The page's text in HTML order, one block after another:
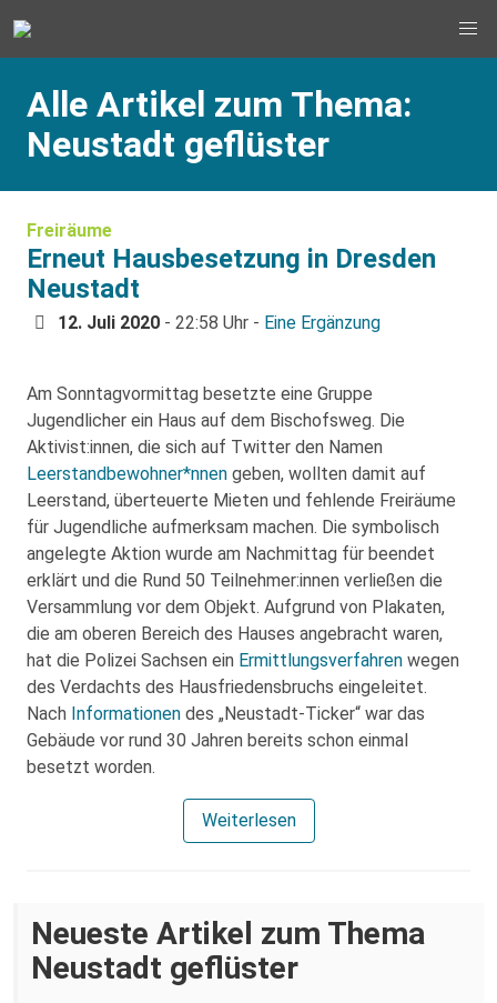
Alle Artikel zum Thema:
Neustadt geflüster
Freiräume
Erneut Hausbesetzung in Dresden
Neustadt
12. Juli 2020 - 22:58 Uhr - Eine Ergänzung
Am Sonntagvormittag besetzte eine Gruppe
Jugendlicher ein Haus auf dem Bischofsweg. Die
Aktivist:innen, die sich auf Twitter den Namen
Leerstandbewohner*nnen geben, wollten damit auf
Leerstand, überteuerte Mieten und fehlende Freiräume
für Jugendliche aufmerksam machen. Die symbolisch
angelegte Aktion wurde am Nachmittag für beendet
erklärt und die Rund 50 Teilnehmer:innen verließen die
Versammlung vor dem Objekt. Aufgrund von Plakaten,
die am oberen Bereich des Hauses angebracht waren,
hat die Polizei Sachsen ein Ermittlungsverfahren wegen
des Verdachts des Hausfriedensbruchs eingeleitet.
Nach Informationen des „Neustadt-Ticker“ war das
Gebäude vor rund 30 Jahren bereits schon einmal
besetzt worden.
Weiterlesen
Neueste Artikel zum Thema
Neustadt geflüster